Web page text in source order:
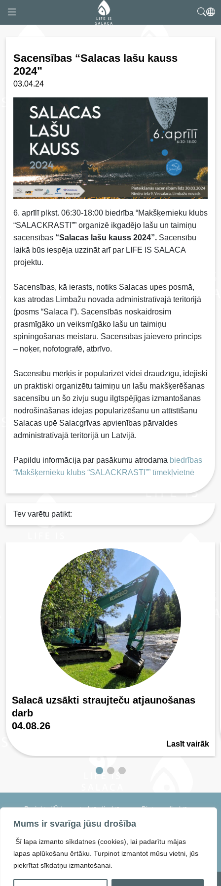
Mums ir svarīga jūsu drošība
Šī lapa izmanto sīkdatnes (cookies), lai padarītu mājas
lapas aplūkošanu ērtāku. Turpinot izmantot mūsu vietni, jūs
piekrītat sīkdatņu izmantošanai.
Sacensības “Salacas lašu kauss
2024”
03.04.24
6. aprīlī plkst. 06:30-18:00 biedrība “Makšķernieku klubs
“SALACKRASTI”” organizē ikgadējo lašu un taimiņu
sacensības “Salacas lašu kauss 2024”. Sacensību
laikā būs iespēja uzzināt arī par LIFE IS SALACA
projektu.
Sacensības, kā ierasts, notiks Salacas upes posmā,
kas atrodas Limbažu novada administratīvajā teritorijā
(posms “Salaca I”). Sacensībās noskaidrosim
prasmīgāko un veiksmīgāko lašu un taimiņu
spiningošanas meistaru. Sacensībās jāievēro princips
– noķer, nofotografē, atbrīvo.
Sacensību mērķis ir popularizēt videi draudzīgu, idejiski
un praktiski organizētu taimiņu un lašu makšķerēšanas
sacensību un šo zivju sugu ilgtspējīgas izmantošanas
nodrošināšanas idejas popularizēšanu un attīstīšanu
Salacas upē Salacgrīvas apvienības pārvaldes
administratīvajā teritorijā un Latvijā.
Papildu informācija par pasākumu atrodama biedrības
“Makšķernieku klubs “SALACKRASTI”” tīmekļvietnē
Tev varētu patikt:
Salacā uzsākti straujteču atjaunošanas
darb
04.08.26
Lasīt vairāk
Projekts "Ūdens struktūrdirektīvas un Biotopu direktīvas
īstenošana saldūdeņu kvalitātes uzlabošanai Salacas daļbaseinā"
ENV-LV-LIFE IS SALACA